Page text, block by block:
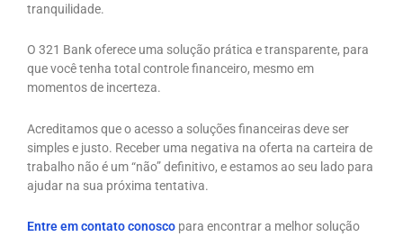
tranquilidade.
O 321 Bank oferece uma solução prática e transparente, para
que você tenha total controle financeiro, mesmo em
momentos de incerteza.
Acreditamos que o acesso a soluções financeiras deve ser
simples e justo. Receber uma negativa na oferta na carteira de
trabalho não é um “não” definitivo, e estamos ao seu lado para
ajudar na sua próxima tentativa.
Entre em contato conosco para encontrar a melhor solução